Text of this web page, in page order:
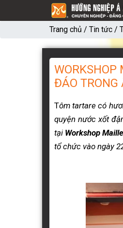
Trang chủ / Tin tức /
ĐÁO
Tôm tartare có
quyện nước xốt
tại Workshop
tổ chức vào ngày